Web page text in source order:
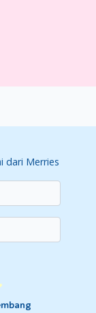
dari Merries